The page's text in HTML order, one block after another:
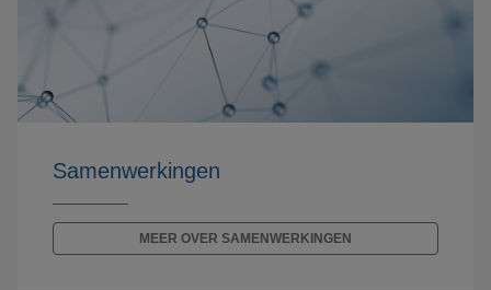
Samenwerkingen
MEER OVER SAMENWERKINGEN